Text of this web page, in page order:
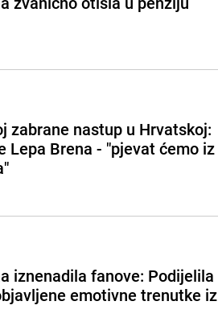
zabrane nastup u Hrvatskoj:
Lepa Brena - "pjevat ćemo iz
iznenadila fanove: Podijelila
emotivne trenutke iz